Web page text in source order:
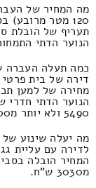
מה המחיר של
120 מטר מרובע) בסביבת כפר הנוער הדתי?
תעריף של הובלת
הנוער הדתי התמחור הינו 4200 ועד
כמה תעלה העברה
דירה של בית
מחירה של למען
5490 ולא יותר מ2600 שקלים.
מה יעלה שינוע
לדירה עם עליית
מ3030 ש"ח.